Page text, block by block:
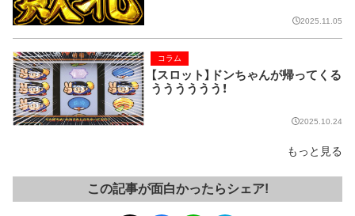
2025.11.05
【スロット】ドンちゃんが帰ってくる
うううううう！
コラム
2025.10.24
もっと見る
この記事が面白かったらシェア!